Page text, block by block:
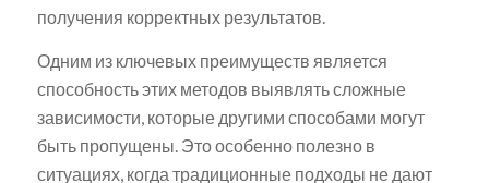
получения корректных результатов.
Одним из ключевых преимуществ является
способность этих методов выявлять сложные
зависимости, которые другими способами могут
быть пропущены. Это особенно полезно в
ситуациях, когда традиционные подходы не дают